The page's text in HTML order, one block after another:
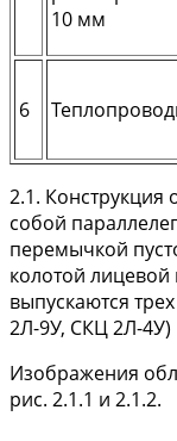
10 мм
6
2.1. Конструкция
собой
перемычкой
колотой
выпускаются
2Л-9У, СКЦ 2Л-
Изображения
рис. 2.1.1 и 2.1.2.